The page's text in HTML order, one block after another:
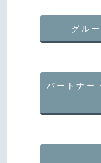
グル
パートナー